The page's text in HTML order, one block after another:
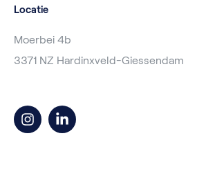
Locatie
Moerbei 4b
3371 NZ Hardinxveld-Giessendam